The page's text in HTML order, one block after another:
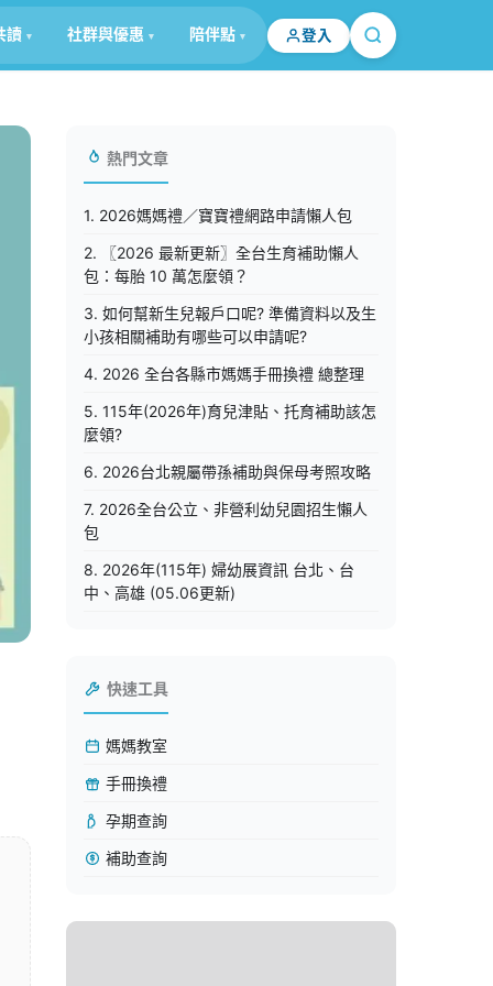
讀 社群與優惠 陪伴點 登入
熱門文章
1. 2026媽媽禮／寶寶禮網路申請懶人包
2. 〖2026 最新更新〗全台生育補助懶人
包：每胎 10 萬怎麼領？
3. 如何幫新生兒報戶口呢? 準備資料以及生
小孩相關補助有哪些可以申請呢?
4. 2026 全台各縣市媽媽手冊換禮 總整理
5. 115年(2026年)育兒津貼、托育補助該怎
麼領?
6. 2026台北親屬帶孫補助與保母考照攻略
7. 2026全台公立、非營利幼兒園招生懶人
包
8. 2026年(115年) 婦幼展資訊 台北、台
中、高雄 (05.06更新)
快速工具
媽媽教室
手冊換禮
孕期查詢
補助查詢